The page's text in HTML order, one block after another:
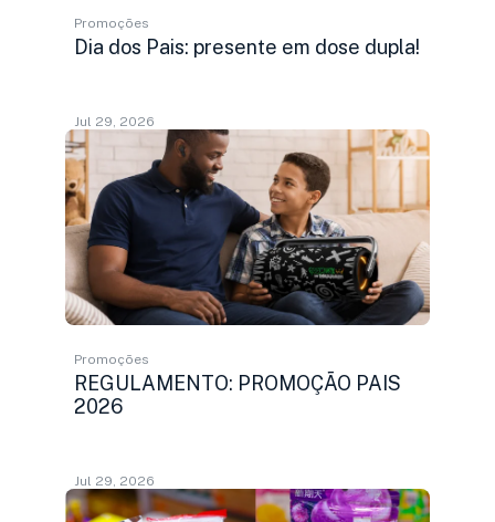
Promoções
Dia dos Pais: presente em dose dupla!
Jul 29, 2026
Promoções
REGULAMENTO: PROMOÇÃO PAIS
2026
Jul 29, 2026